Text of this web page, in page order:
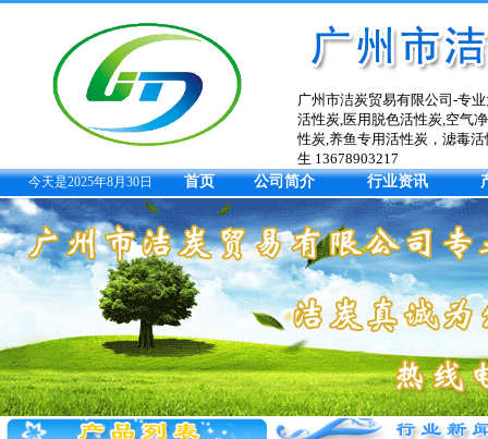
广州市洁炭贸易有限公司-专
活性炭,医用脱色活性炭,空气
性炭,养鱼专用活性炭，滤毒
生 13678903217
今天是2025年8月30日 首页 公司简介 行业资讯